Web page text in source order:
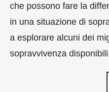
che possono fare la
in una situazione di
a esplorare alcuni dei
sopravvivenza